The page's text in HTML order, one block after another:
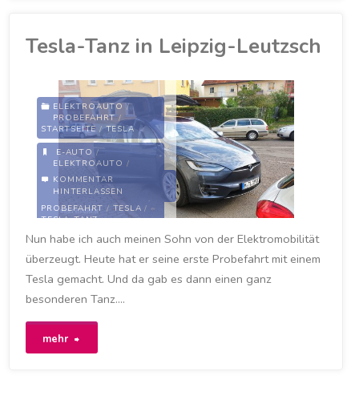
zum
Laden
auf
die
übernächste
Möglichkeit
ausweichen"
Tesla-Tanz in Leipzig-Leutzsch
ELEKTROAUTO /
PROBEFAHRT /
STARTSEITE / TESLA
E-AUTO /
ELEKTROAUTO /
ELEKTROMOBILITÄT
LEIPZIG/LEIPZIG-
LEUTZSCH/ LEUTZSCH
PROBEFAHRT / TESLA /
TESLA-TANZ
24. SEPTEMBER 2020
KOMMENTAR
HINTERLASSEN
Nun habe ich auch meinen Sohn von der Elektromobilität
überzeugt. Heute hat er seine erste Probefahrt mit einem
Tesla gemacht. Und da gab es dann einen ganz
besonderen Tanz….
mehr